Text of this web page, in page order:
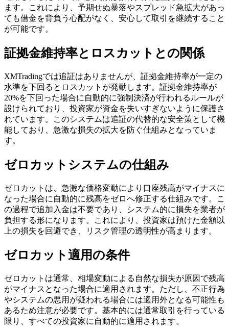
ます。これにより、予期せぬ暴落やスプレッド急拡大があっ
ても借金を背負う心配がなく、安心して取引を継続すること
が可能です。
証拠金維持率とロスカットとの関係
XMTradingでは追証はありませんが、証拠金維持率が一定の
水準を下回るとロスカットが発動します。証拠金維持率が
20%を下回った場合に自動的に強制決済が行われるルールが
設けられており、投資家が資金を失いすぎないように保護さ
れています。このシステムは追証の代替的な安全策として機
能しており、急激な損失の拡大を防ぐ仕組みとなっていま
す。
ゼロカットシステムの仕組み
ゼロカットは、急激な価格変動により口座残高がマイナスに
なった場合に自動的に残高をゼロへ修正する仕組みです。こ
の過程で追加入金は不要であり、システム的に損失を業者が
負担する形になります。これにより、投資家は預けた金額以
上の損失を回避でき、リスク管理の透明性が高まります。
ゼロカット適用の条件
ゼロカットは通常、相場変動による自然な損失が原因で残高
がマイナスとなった場合に適用されます。ただし、不正行為
やシステムの悪用が疑われる場合には適用外となる可能性も
あるため注意が必要です。基本的には通常取引を行っている
限り、すべての投資家に自動的に適用されます。